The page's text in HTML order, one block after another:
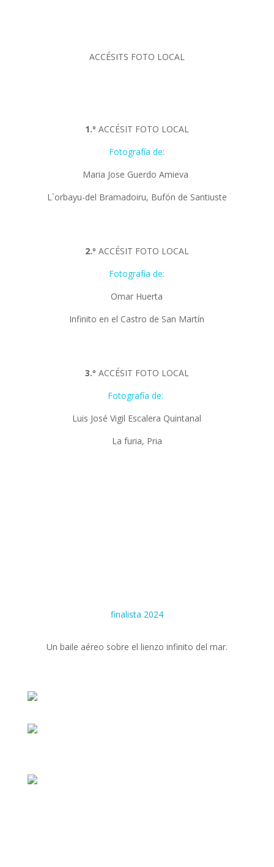
ACCÉSITS FOTO LOCAL
1.º ACCÉSIT FOTO LOCAL
Fotografía de:
Maria Jose Guerdo Amieva
L`orbayu-del Bramadoiru, Bufón de Santiuste
2.º ACCÉSIT FOTO LOCAL
Fotografía de:
Omar Huerta
Infinito en el Castro de San Martín
3.º ACCÉSIT FOTO LOCAL
Fotografía de:
Luis José Vigil Escalera Quintanal
La furia, Pria
finalista 2024
Un baile aéreo sobre el lienzo infinito del mar.